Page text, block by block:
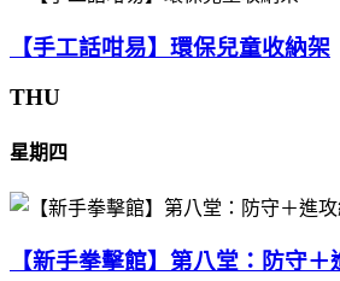
【手工話咁易】環保兒童收納架
THU
星期四
【新手拳擊館】第八堂：防守＋